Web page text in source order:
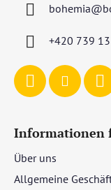
bohemia@
+420 739
Informationen
Über uns
Allgemeine